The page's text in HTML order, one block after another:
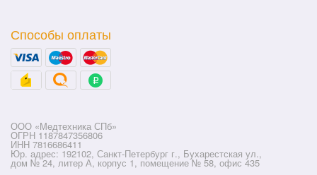
Способы оплаты
ООО «Медтехника СПб»
ОГРН 1187847356806
ИНН 7816686411
Юр. адрес: 192102, Санкт-Петербург г., Бухарестская ул.,
дом № 24, литер А, корпус 1, помещение № 58, офис 435